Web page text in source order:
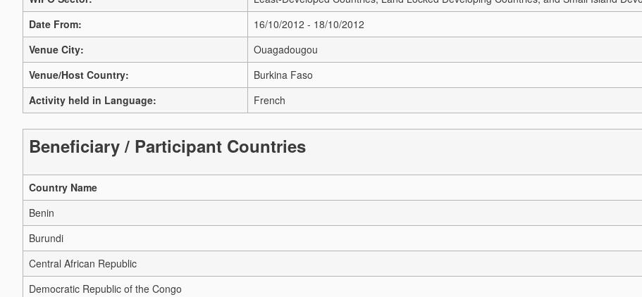
Date From:
16/10/2012 - 18/10/2012
Venue City:
Ouagadougou
Venue/Host Country:
Burkina Faso
Activity held in Language:
French
Beneficiary / Participant Countries
Country Name
Benin
Burundi
Central African Republic
Democratic Republic of the Congo